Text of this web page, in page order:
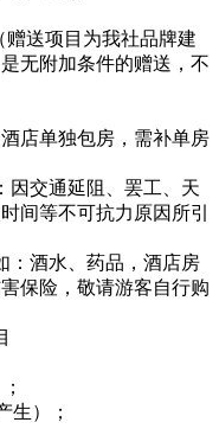
赠送项目为我社品牌建
无附加条件的赠送，不
店单独包房，需补单房
因交通延阻、罢工、天
间等不可抗力原因所引
：酒水、药品，酒店房
保险，敬请游客自行购
生）；